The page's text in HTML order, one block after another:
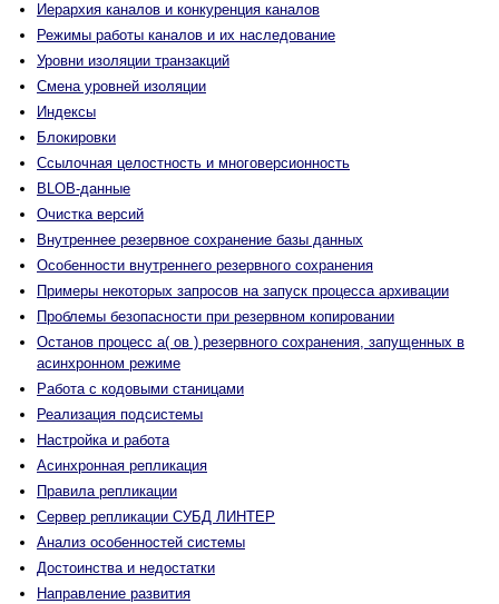
Иерархия каналов и конкуренция каналов
Режимы работы каналов и их наследование
Уровни изоляции транзакций
Смена уровней изоляции
Индексы
Блокировки
Ссылочная целостность и многоверсионность
BLOB-данные
Очистка версий
Внутреннее резервное сохранение базы данных
Особенности внутреннего резервного сохранения
Примеры некоторых запросов на запуск процесса архивации
Проблемы безопасности при резервном копировании
Останов процесс а( ов ) резервного сохранения, запущенных в
асинхронном режиме
Работа с кодовыми станицами
Реализация подсистемы
Настройка и работа
Асинхронная репликация
Правила репликации
Сервер репликации СУБД ЛИНТЕР
Анализ особенностей системы
Достоинства и недостатки
Направление развития